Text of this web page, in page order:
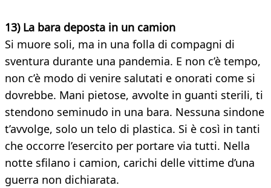
13) La bara deposta in un camion
Si muore soli, ma in una folla di compagni di
sventura durante una pandemia. E non c’è tempo,
non c’è modo di venire salutati e onorati come si
dovrebbe. Mani pietose, avvolte in guanti sterili, ti
stendono seminudo in una bara. Nessuna sindone
t’avvolge, solo un telo di plastica. Si è così in tanti
che occorre l’esercito per portare via tutti. Nella
notte sfilano i camion, carichi delle vittime d’una
guerra non dichiarata.